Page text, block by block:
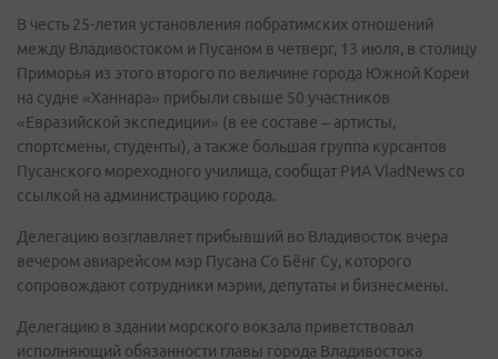
В честь 25-летия установления побратимских отношений
между Владивостоком и Пусаном в четверг, 13 июля, в столицу
Приморья из этого второго по величине города Южной Кореи
на судне «Ханнара» прибыли свыше 50 участников
«Евразийской экспедиции» (в ее составе – артисты,
спортсмены, студенты), а также большая группа курсантов
Пусанского мореходного училища, сообщат РИА VladNews со
ссылкой на администрацию города.
Делегацию возглавляет прибывший во Владивосток вчера
вечером авиарейсом мэр Пусана Со Бёнг Су, которого
сопровождают сотрудники мэрии, депутаты и бизнесмены.
Делегацию в здании морского вокзала приветствовал
исполняющий обязанности главы города Владивостока